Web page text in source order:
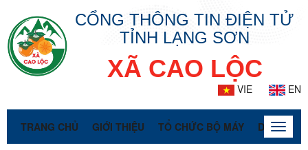
CỔNG THÔNG TIN ĐIỆN TỬ
TỈNH LẠNG SƠN
XÃ CAO LỘC
VIE EN
TRANG CHỦ GIỚI THIỆU TỔ CHỨC BỘ MÁY DOANH
Toggle